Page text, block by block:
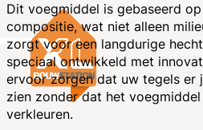
Dit voegmiddel is gebaseerd
compositie, wat niet alleen
zorgt voor een langdurige
speciaal ontwikkeld met
ervoor zorgen dat uw tegels er
zien zonder dat het
verkleuren.